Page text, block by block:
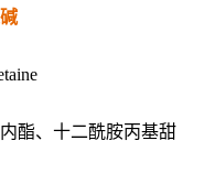
酯、十二酰胺丙基甜